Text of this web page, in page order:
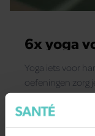
6x yoga
Yoga iets voor
oefeningen zorg je voor soepele spieren én
blessures. Win-